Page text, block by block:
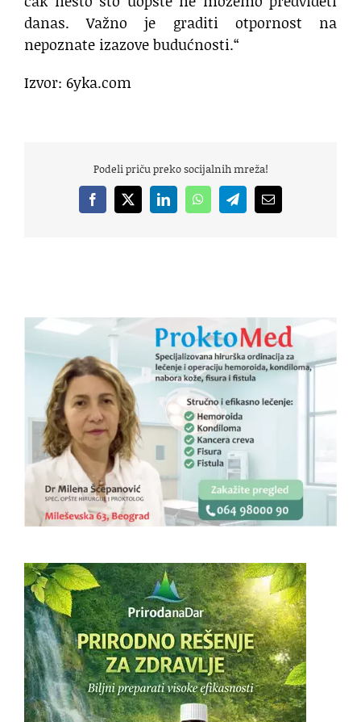
danas. Važno je graditi otpornost na
nepoznate izazove budućnosti.“
Izvor: 6yka.com
Podeli priču preko socijalnih mreža!
Facebook
X LinkedInWhatsAppTelegramEmail